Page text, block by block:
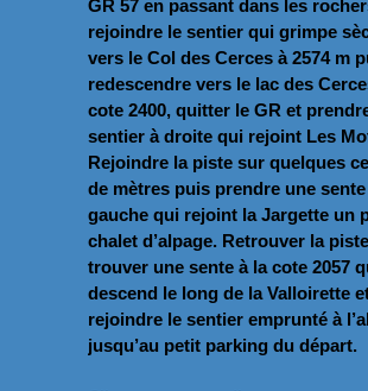
GR 57 en passant dans les
rejoindre le sentier qui grimpe
vers le Col des Cerces à 2574 m
redescendre vers le lac des
cote 2400, quitter le GR et
sentier à droite qui rejoint Les
Rejoindre la piste sur quelques
de mètres puis prendre une sente
gauche qui rejoint la Jargette un
chalet d’alpage. Retrouver la
trouver une sente à la cote 2057
descend le long de la Valloirette
rejoindre le sentier emprunté à
jusqu’au petit parking du départ.